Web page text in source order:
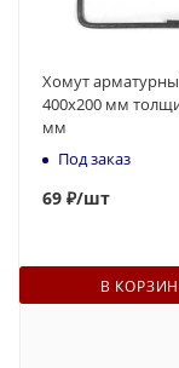
Хомут
400х200 мм
мм
Под заказ
69 ₽/шт
В